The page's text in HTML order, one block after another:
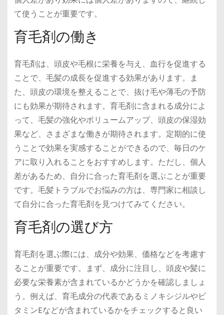
て使うことが重要です。
育毛剤の働き
育毛剤は、頭皮や毛根に栄養を与え、血行を促進する
ことで、毛髪の成長を促進する効果があります。ま
た、頭皮の環境を整えることで、抜け毛や薄毛の予防
にも効果が期待されます。育毛剤に含まれる成分によ
って、毛髪の強化やボリュームアップ、頭皮の保湿効
果など、さまざまな働きが期待されます。定期的に使
うことで効果を実感することができるので、毎日のケ
アに取り入れることをおすすめします。ただし、個人
差があるため、自分に合った育毛剤を選ぶことが重要
です。毛髪トラブルでお悩みの方は、専門家に相談し
て自分に合った育毛剤を見つけてみてください。
育毛剤の選び方
育毛剤を選ぶ際には、成分や効果、価格などを考慮す
ることが重要です。まず、成分に注目し、頭皮や髪に
必要な栄養素が含まれているかどうかを確認しましょ
う。例えば、育毛成分の代表であるミノキシジルやビ
タミンEなどが含まれているかをチェックすると良い